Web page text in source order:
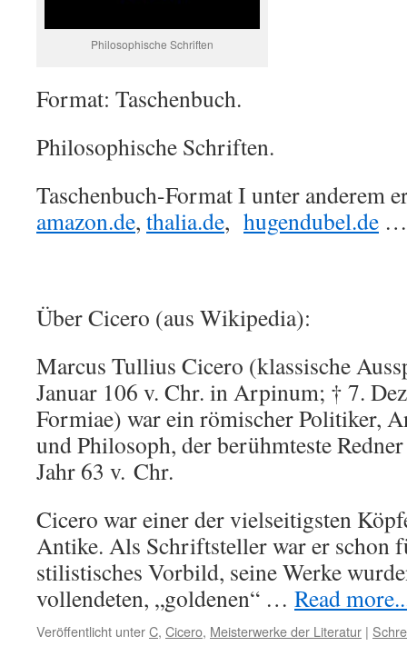
Philosophische Schriften
Format: Taschenbuch.
Philosophische Schriften.
Taschenbuch-Format I unter anderem
amazon.de, thalia.de, hugendubel.de …
Über Cicero (aus Wikipedia):
Marcus Tullius Cicero (klassische
Januar 106 v. Chr. in Arpinum; † 7.
Formiae) war ein römischer Politiker,
und Philosoph, der berühmteste
Jahr 63 v. Chr.
Cicero war einer der vielseitigsten
Antike. Als Schriftsteller war er schon
stilistisches Vorbild, seine Werke
vollendeten, „goldenen“ … Read
Veröffentlicht unterC, Cicero, Meisterwerke der Literatur |